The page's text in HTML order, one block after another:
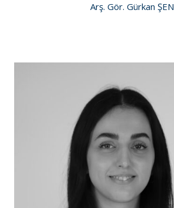
Arş. Gör. Gürkan ŞEN